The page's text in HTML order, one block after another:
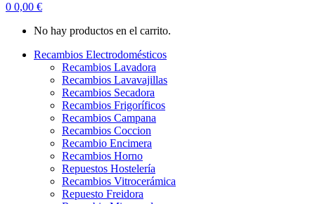
0 0,00 €
No hay productos en el carrito.
Recambios Electrodomésticos
Recambios Lavadora
Recambios Lavavajillas
Recambios Secadora
Recambios Frigoríficos
Recambios Campana
Recambios Coccion
Recambio Encimera
Recambios Horno
Repuestos Hostelería
Recambios Vitrocerámica
Repuesto Freidora